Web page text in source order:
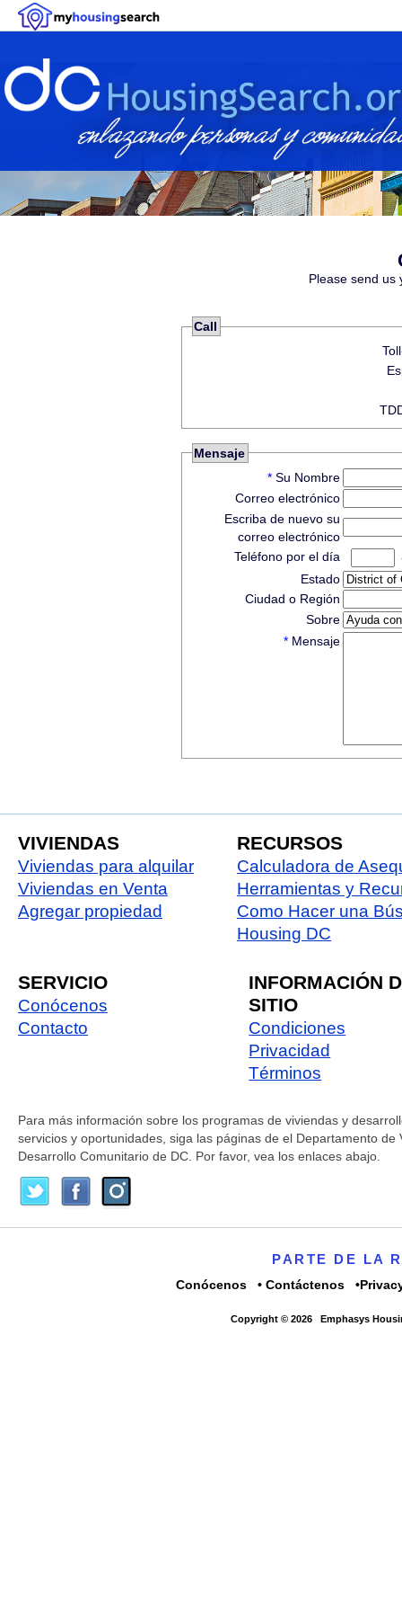
Please send us
Call
Mensaje
* Su Nombre
Correo electrónico
Escriba de nuevo su
correo electrónico
Teléfono por el día
Estado
Ciudad o Región
Sobre
* Mensaje
VIVIENDAS
Viviendas para alquilar
Viviendas en Venta
Agregar propiedad
RECURSOS
Calculadora de
Herramientas y
Como Hacer una
Housing DC
SERVICIO
Conócenos
Contacto
INFORMACIÓN
SITIO
Condiciones
Privacidad
Términos
Para más información sobre los programas de viviendas y
servicios y oportunidades, siga las páginas de el Departamento de
Desarrollo Comunitario de DC. Por favor, vea los enlaces abajo.
PARTE DE LA
Conócenos Contáctenos
Copyright © 2026 Emphasys